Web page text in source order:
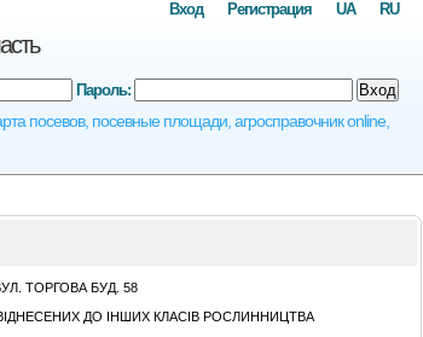
посевов, посевные площади, агросправочник online,
RU
UA
Регистрация
Вход
Пароль: Вход
ТОРГОВА БУД. 58
ДО ІНШИХ КЛАСІВ РОСЛИННИЦТВА